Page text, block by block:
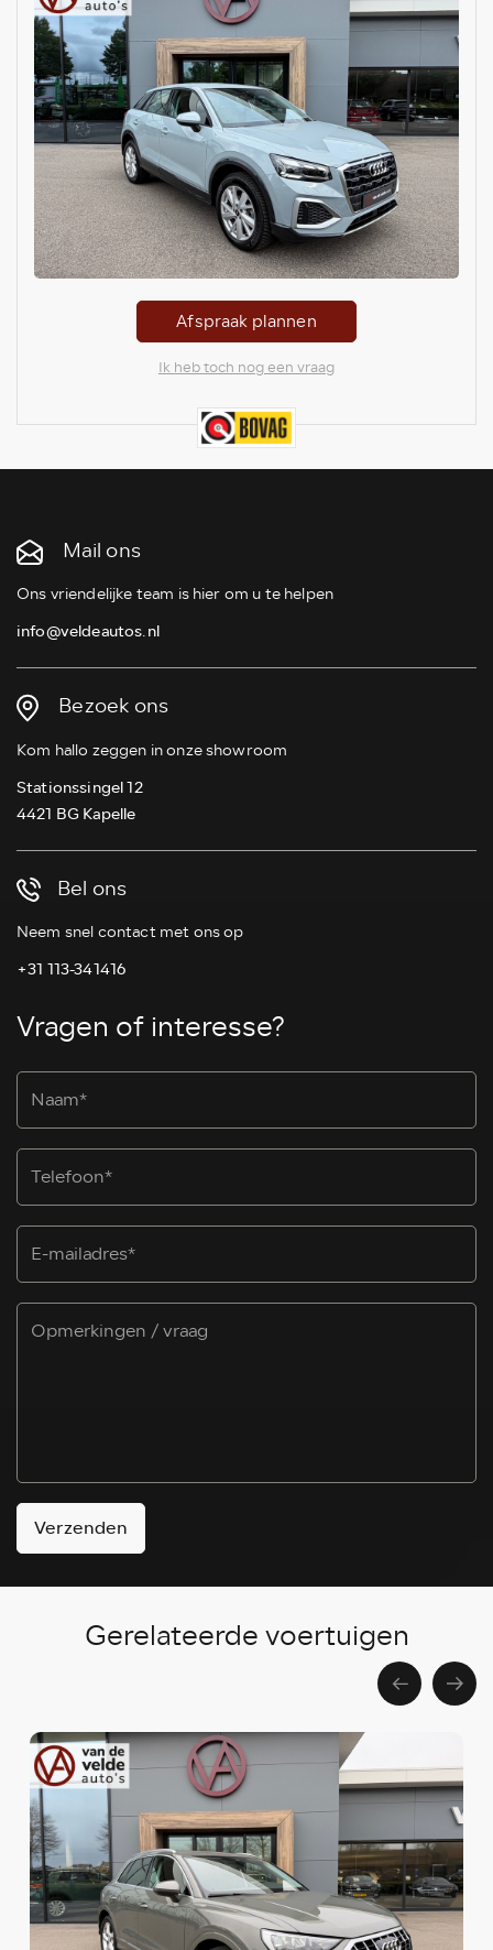
Afspraak plannen
Ik heb toch nog een vraag
Mail ons
Ons vriendelijke team is hier om u te helpen
info@veldeautos.nl
Bezoek ons
Kom hallo zeggen in onze showroom
Stationssingel 12
4421 BG Kapelle
Bel ons
Neem snel contact met ons op
+31 113-341416
Vragen of interesse?
Verzenden
Gerelateerde voertuigen